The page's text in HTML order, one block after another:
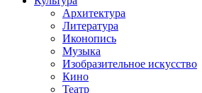
Архитектура
Литература
Иконопись
Музыка
Изобразительное искусство
Кино
Театр